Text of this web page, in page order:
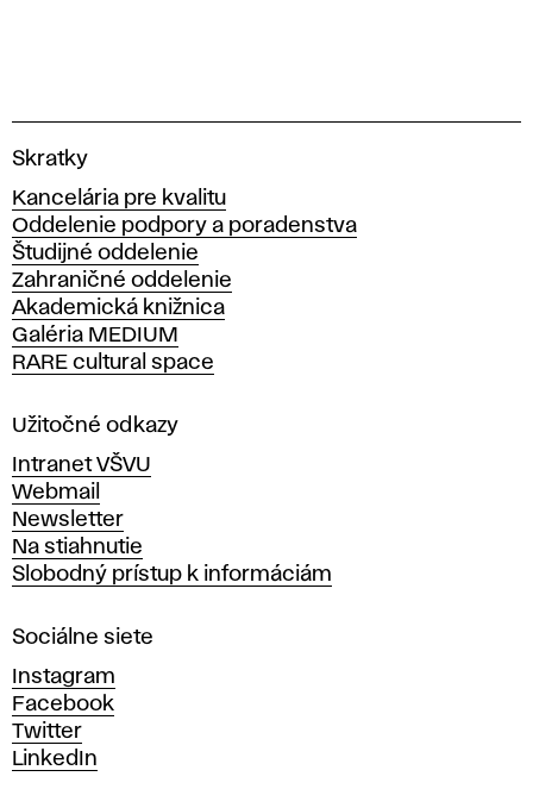
V
s
o
k
á
š
k
o
a
ý
t
v
a
r
ý
c
h
u
m
e
Skratky
Kancelária pre kvalitu
Oddelenie podpory a poradenstva
Študijné oddelenie
Zahraničné oddelenie
Akademická knižnica
Galéria MEDIUM
RARE cultural space
Užitočné odkazy
Intranet VŠVU
Webmail
Newsletter
Na stiahnutie
Slobodný prístup k informáciám
Sociálne siete
Instagram
Facebook
Twitter
LinkedIn